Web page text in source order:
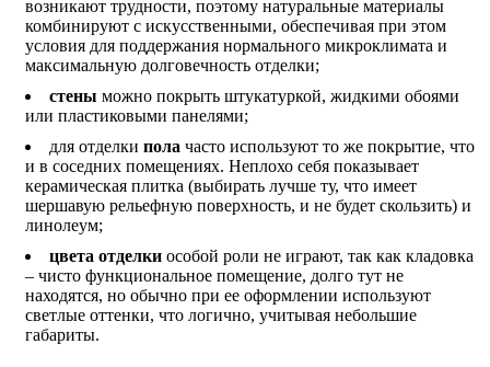
возникают трудности, поэтому натуральные материалы
комбинируют с искусственными, обеспечивая при этом
условия для поддержания нормального микроклимата и
максимальную долговечность отделки;
стены можно покрыть штукатуркой, жидкими обоями
или пластиковыми панелями;
для отделки пола часто используют то же покрытие, что
и в соседних помещениях. Неплохо себя показывает
керамическая плитка (выбирать лучше ту, что имеет
шершавую рельефную поверхность, и не будет скользить) и
линолеум;
цвета отделки особой роли не играют, так как кладовка
– чисто функциональное помещение, долго тут не
находятся, но обычно при ее оформлении используют
светлые оттенки, что логично, учитывая небольшие
габариты.